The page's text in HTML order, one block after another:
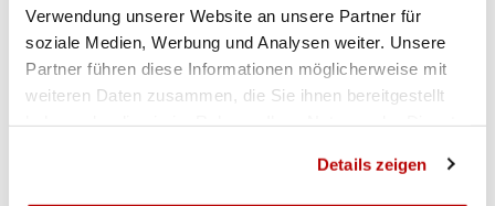
Verwendung unserer Website an unsere Partner für
soziale Medien, Werbung und Analysen weiter. Unsere
Partner führen diese Informationen möglicherweise mit
weiteren Daten zusammen, die Sie ihnen bereitgestellt
Details zeigen